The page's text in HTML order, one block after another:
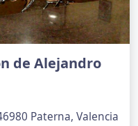
de Alejandro
Paterna, Valencia